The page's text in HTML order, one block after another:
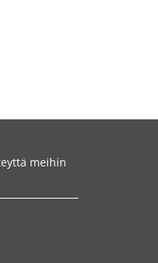
meihin